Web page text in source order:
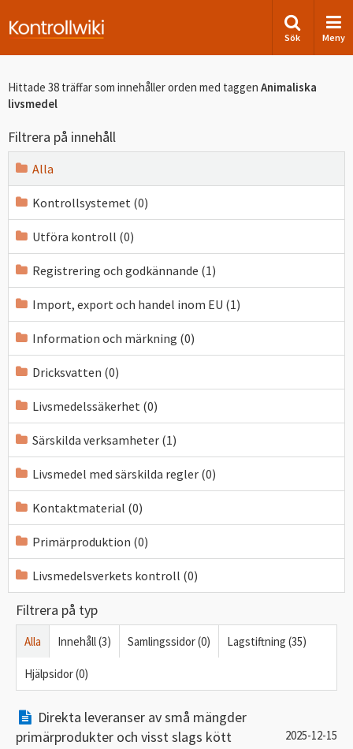
Sök Meny
Hittade 38 träffar som innehåller orden med taggen Animaliska
livsmedel
Filtrera på innehåll
Alla
Kontrollsystemet (0)
Utföra kontroll (0)
Registrering och godkännande (1)
Import, export och handel inom EU (1)
Information och märkning (0)
Dricksvatten (0)
Livsmedelssäkerhet (0)
Särskilda verksamheter (1)
Livsmedel med särskilda regler (0)
Kontaktmaterial (0)
Primärproduktion (0)
Livsmedelsverkets kontroll (0)
Filtrera på typ
Alla Innehåll (3) Samlingssidor (0) Lagstiftning (35)
Hjälpsidor (0)
Direkta leveranser av små mängder
primärprodukter och visst slags kött
2025-12-15